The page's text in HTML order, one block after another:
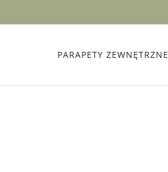
PARAPETY ZEWNĘTRZNE